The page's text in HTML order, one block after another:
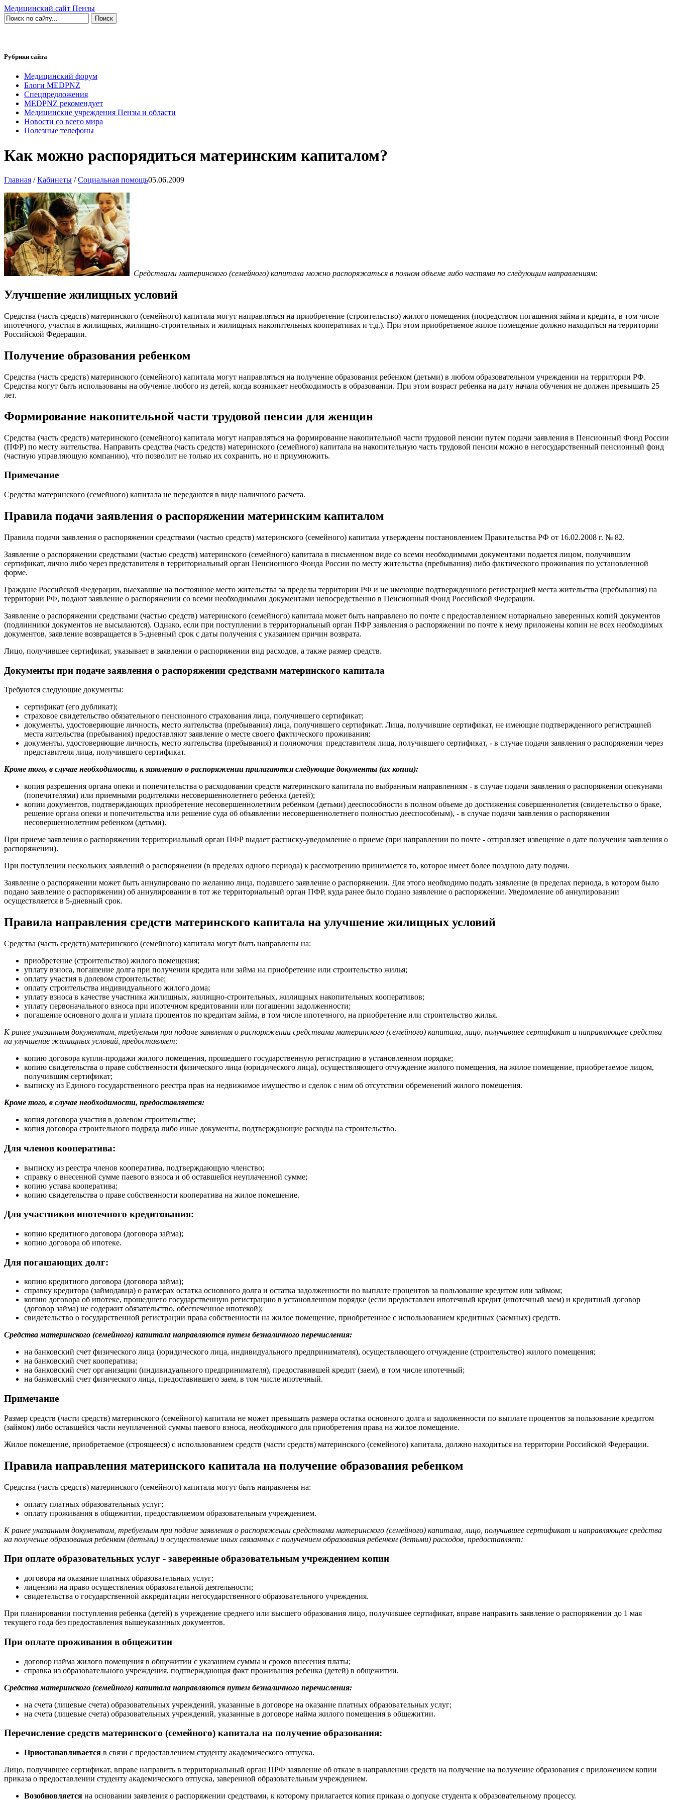
Медицинский сайт Пензы
Рубрики сайта
Медицинский форум
Блоги MEDPNZ
Спецпредложения
MEDPNZ рекомендует
Медицинские учреждения Пензы и области
Новости со всего мира
Полезные телефоны
Как можно распорядиться материнским капиталом?
Главная /Кабинеты /Социальная помощь05.06.2009
Средствами материнского (семейного) капитала можно распоряжаться в полном объеме либо частями по следующим направлениям:
Улучшение жилищных условий
Средства (часть средств) материнского (семейного) капитала могут направляться на приобретение (строительство) жилого помещения (посредством погашения займа и кредита, в том числе
ипотечного, участия в жилищных, жилищно-строительных и жилищных накопительных кооперативах и т.д.). При этом приобретаемое жилое помещение должно находиться на территории
Российской Федерации.
Получение образования ребенком
Средства (часть средств) материнского (семейного) капитала могут направляться на получение образования ребенком (детьми) в любом образовательном учреждении на территории РФ.
Средства могут быть использованы на обучение любого из детей, когда возникает необходимость в образовании. При этом возраст ребенка на дату начала обучения не должен превышать 25
лет.
Формирование накопительной части трудовой пенсии для женщин
Средства (часть средств) материнского (семейного) капитала могут направляться на формирование накопительной части трудовой пенсии путем подачи заявления в Пенсионный Фонд России
(ПФР) по месту жительства. Направить средства (часть средств) материнского (семейного) капитала на накопительную часть трудовой пенсии можно в негосударственный пенсионный фонд
(частную управляющую компанию), что позволит не только их сохранить, но и приумножить.
Примечание
Средства материнского (семейного) капитала не передаются в виде наличного расчета.
Правила подачи заявления о распоряжении материнским капиталом
Правила подачи заявления о распоряжении средствами (частью средств) материнского (семейного) капитала утверждены постановлением Правительства РФ от 16.02.2008 г. № 82.
Заявление о распоряжении средствами (частью средств) материнского (семейного) капитала в письменном виде со всеми необходимыми документами подается лицом, получившим
сертификат, лично либо через представителя в территориальный орган Пенсионного Фонда России по месту жительства (пребывания) либо фактического проживания по установленной
форме.
Граждане Российской Федерации, выехавшие на постоянное место жительства за пределы территории РФ и не имеющие подтвержденного регистрацией места жительства (пребывания) на
территории РФ, подают заявление о распоряжении со всеми необходимыми документами непосредственно в Пенсионный Фонд Российской Федерации.
Заявление о распоряжении средствами (частью средств) материнского (семейного) капитала может быть направлено по почте с предоставлением нотариально заверенных копий документов
(подлинники документов не высылаются). Однако, если при поступлении в территориальный орган ПФР заявления о распоряжении по почте к нему приложены копии не всех необходимых
документов, заявление возвращается в 5-дневный срок с даты получения с указанием причин возврата.
Лицо, получившее сертификат, указывает в заявлении о распоряжении вид расходов, а также размер средств.
Документы при подаче заявления о распоряжении средствами материнского капитала
Требуются следующие документы:
сертификат (его дубликат);
страховое свидетельство обязательного пенсионного страхования лица, получившего сертификат;
документы, удостоверяющие личность, место жительства (пребывания) лица, получившего сертификат. Лица, получившие сертификат, не имеющие подтвержденного регистрацией
места жительства (пребывания) предоставляют заявление о месте своего фактического проживания;
документы, удостоверяющие личность, место жительства (пребывания) и полномочия представителя лица, получившего сертификат, - в случае подачи заявления о распоряжении через
представителя лица, получившего сертификат.
Кроме того, в случае необходимости, к заявлению о распоряжении прилагаются следующие документы (их копии):
копия разрешения органа опеки и попечительства о расходовании средств материнского капитала по выбранным направлениям - в случае подачи заявления о распоряжении опекунами
(попечителями) или приемными родителями несовершеннолетнего ребенка (детей);
копии документов, подтверждающих приобретение несовершеннолетним ребенком (детьми) дееспособности в полном объеме до достижения совершеннолетия (свидетельство о браке,
решение органа опеки и попечительства или решение суда об объявлении несовершеннолетнего полностью дееспособным), - в случае подачи заявления о распоряжении
несовершеннолетним ребенком (детьми).
При приеме заявления о распоряжении территориальный орган ПФР выдает расписку-уведомление о приеме (при направлении по почте - отправляет извещение о дате получения заявления о
распоряжении).
При поступлении нескольких заявлений о распоряжении (в пределах одного периода) к рассмотрению принимается то, которое имеет более позднюю дату подачи.
Заявление о распоряжении может быть аннулировано по желанию лица, подавшего заявление о распоряжении. Для этого необходимо подать заявление (в пределах периода, в котором было
подано заявление о распоряжении) об аннулировании в тот же территориальный орган ПФР, куда ранее было подано заявление о распоряжении. Уведомление об аннулировании
осуществляется в 5-дневный срок.
Правила направления средств материнского капитала на улучшение жилищных условий
Средства (часть средств) материнского (семейного) капитала могут быть направлены на:
приобретение (строительство) жилого помещения;
уплату взноса, погашение долга при получении кредита или займа на приобретение или строительство жилья;
оплату участия в долевом строительстве;
оплату строительства индивидуального жилого дома;
уплату взноса в качестве участника жилищных, жилищно-строительных, жилищных накопительных кооперативов;
уплату первоначального взноса при ипотечном кредитовании или погашении задолженности;
погашение основного долга и уплата процентов по кредитам займа, в том числе ипотечного, на приобретение или строительство жилья.
К ранее указанным документам, требуемым при подаче заявления о распоряжении средствами материнского (семейного) капитала, лицо, получившее сертификат и направляющее средства
на улучшение жилищных условий, предоставляет:
копию договора купли-продажи жилого помещения, прошедшего государственную регистрацию в установленном порядке;
копию свидетельства о праве собственности физического лица (юридического лица), осуществляющего отчуждение жилого помещения, на жилое помещение, приобретаемое лицом,
получившим сертификат;
выписку из Единого государственного реестра прав на недвижимое имущество и сделок с ним об отсутствии обременений жилого помещения.
Кроме того, в случае необходимости, предоставляется:
копия договора участия в долевом строительстве;
копия договора строительного подряда либо иные документы, подтверждающие расходы на строительство.
Для членов кооператива:
выписку из реестра членов кооператива, подтверждающую членство;
справку о внесенной сумме паевого взноса и об оставшейся неуплаченной сумме;
копию устава кооператива;
копию свидетельства о праве собственности кооператива на жилое помещение.
Для участников ипотечного кредитования:
копию кредитного договора (договора займа);
копию договора об ипотеке.
Для погашающих долг:
копию кредитного договора (договора займа);
справку кредитора (займодавца) о размерах остатка основного долга и остатка задолженности по выплате процентов за пользование кредитом или займом;
копию договора об ипотеке, прошедшего государственную регистрацию в установленном порядке (если предоставлен ипотечный кредит (ипотечный заем) и кредитный договор
(договор займа) не содержит обязательство, обеспеченное ипотекой);
свидетельство о государственной регистрации права собственности на жилое помещение, приобретенное с использованием кредитных (заемных) средств.
Средства материнского (семейного) капитала направляются путем безналичного перечисления:
на банковский счет физического лица (юридического лица, индивидуального предпринимателя), осуществляющего отчуждение (строительство) жилого помещения;
на банковский счет кооператива;
на банковский счет организации (индивидуального предпринимателя), предоставившей кредит (заем), в том числе ипотечный;
на банковский счет физического лица, предоставившего заем, в том числе ипотечный.
Примечание
Размер средств (части средств) материнского (семейного) капитала не может превышать размера остатка основного долга и задолженности по выплате процентов за пользование кредитом
(займом) либо оставшейся части неуплаченной суммы паевого взноса, необходимого для приобретения права на жилое помещение.
Жилое помещение, приобретаемое (строящееся) с использованием средств (части средств) материнского (семейного) капитала, должно находиться на территории Российской Федерации.
Правила направления материнского капитала на получение образования ребенком
Средства (часть средств) материнского (семейного) капитала могут быть направлены на:
оплату платных образовательных услуг;
оплату проживания в общежитии, предоставляемом образовательным учреждением.
К ранее указанным документам, требуемым при подаче заявления о распоряжении средствами материнского (семейного) капитала, лицо, получившее сертификат и направляющее средства
на получение образования ребенком (детьми) и осуществление иных связанных с получением образования ребенком (детьми) расходов, предоставляет:
При оплате образовательных услуг - заверенные образовательным учреждением копии
договора на оказание платных образовательных услуг;
лицензии на право осуществления образовательной деятельности;
свидетельства о государственной аккредитации негосударственного образовательного учреждения.
При планировании поступления ребенка (детей) в учреждение среднего или высшего образования лицо, получившее сертификат, вправе направить заявление о распоряжении до 1 мая
текущего года без предоставления вышеуказанных документов.
При оплате проживания в общежитии
договор найма жилого помещения в общежитии с указанием суммы и сроков внесения платы;
справка из образовательного учреждения, подтверждающая факт проживания ребенка (детей) в общежитии.
Средства материнского (семейного) капитала направляются путем безналичного перечисления:
на счета (лицевые счета) образовательных учреждений, указанные в договоре на оказание платных образовательных услуг;
на счета (лицевые счета) образовательных учреждений, указанные в договоре найма жилого помещения в общежитии.
Перечисление средств материнского (семейного) капитала на получение образования:
Приостанавливается в связи с предоставлением студенту академического отпуска.
Лицо, получившее сертификат, вправе направить в территориальный орган ПРФ заявление об отказе в направлении средств на получение на получение образования с приложением копии
приказа о предоставлении студенту академического отпуска, заверенной образовательным учреждением.
Возобновляется на основании заявления о распоряжении средствами, к которому прилагается копия приказа о допуске студента к образовательному процессу.